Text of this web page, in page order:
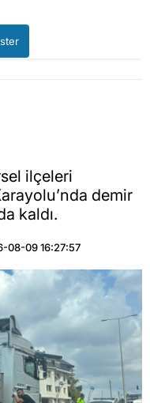
ilçeleri
demir
kaldı.
08-09 16:27:57